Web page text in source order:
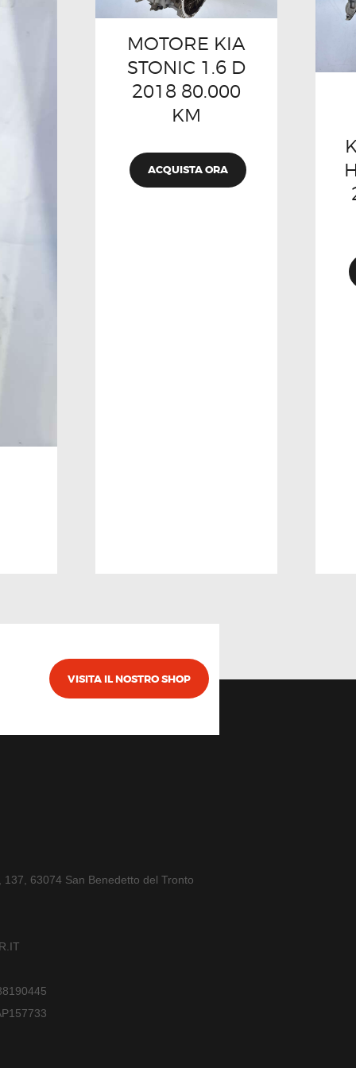
MOTORE KIA
STONIC 1.6 D
2018 80.000
KM
ACQUISTA ORA
VISITA IL NOSTRO SHOP
137, 63074 San Benedetto del Tronto